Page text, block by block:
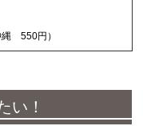
縄 550円）
い！